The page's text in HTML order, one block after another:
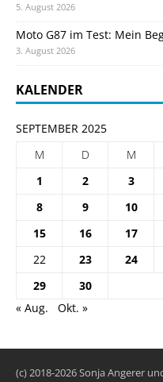
5. August 2026
Moto G87 im Test: Mein
3. August 2026
KALENDER
SEPTEMBER 2025
M
D M
1
2 3
8
9 10
15
16 17
22
23 24
29
30
« Aug.
Okt. »
(c) 2018-2026 Sonja Angerer